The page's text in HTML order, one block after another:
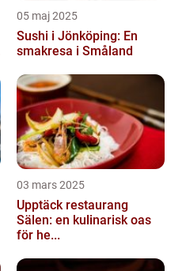
05 maj 2025
Sushi i Jönköping: En
smakresa i Småland
03 mars 2025
Upptäck restaurang
Sälen: en kulinarisk oas
för he...